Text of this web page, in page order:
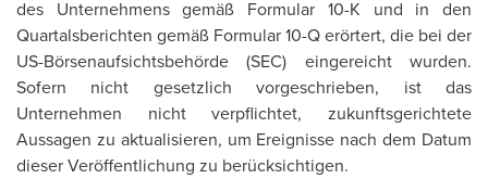
des Unternehmens gemäß Formular 10-K und in den
Quartalsberichten gemäß Formular 10-Q erörtert, die bei der
US-Börsenaufsichtsbehörde (SEC) eingereicht wurden.
Sofern nicht gesetzlich vorgeschrieben, ist das
Unternehmen nicht verpflichtet, zukunftsgerichtete
Aussagen zu aktualisieren, um Ereignisse nach dem Datum
dieser Veröffentlichung zu berücksichtigen.